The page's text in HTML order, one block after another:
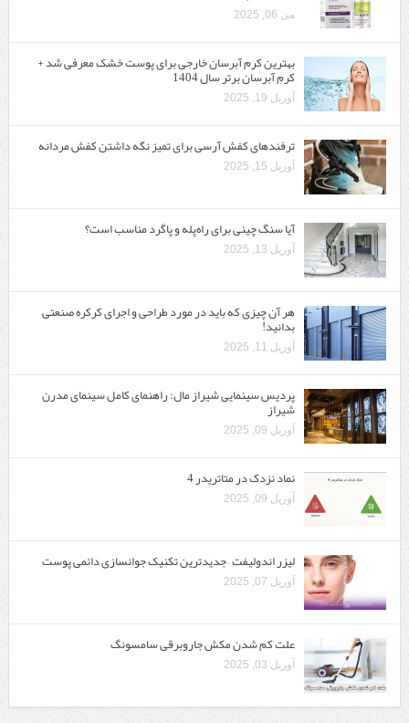
می 06, 2025
بهترین کرم آبرسان خارجی برای پوست خشک معرفی شد +
کرم آبرسان برتر سال 1404
آوریل 19, 2025
ترفندهای کفش آرسی برای تمیز نگه داشتن کفش مردانه
آوریل 15, 2025
آیا سنگ چینی برای راه‌پله و پاگرد مناسب است؟
آوریل 13, 2025
هر آن چیزی که باید در مورد طراحی و اجرای کرکره صنعتی
بدانید!
آوریل 11, 2025
پردیس سینمایی شیراز مال: راهنمای کامل سینمای مدرن
شیراز
آوریل 09, 2025
نماد نزدک در متاتریدر 4
آوریل 09, 2025
لیزر اندولیفت – جدیدترین تکنیک جوانسازی دائمی پوست
آوریل 07, 2025
علت کم شدن مکش جاروبرقی سامسونگ
آوریل 03, 2025